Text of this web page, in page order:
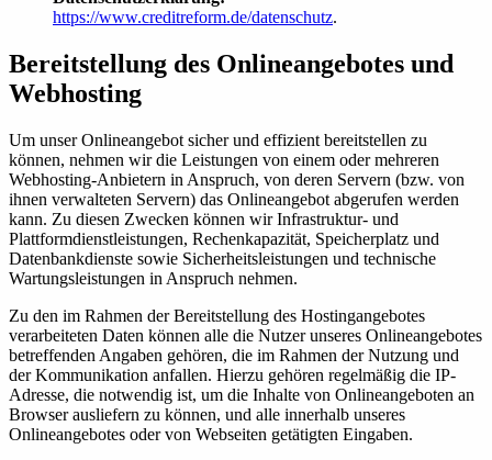
https://www.creditreform.de/datenschutz.
Bereitstellung des Onlineangebotes und
Webhosting
Um unser Onlineangebot sicher und effizient bereitstellen zu
können, nehmen wir die Leistungen von einem oder mehreren
Webhosting-Anbietern in Anspruch, von deren Servern (bzw. von
ihnen verwalteten Servern) das Onlineangebot abgerufen werden
kann. Zu diesen Zwecken können wir Infrastruktur- und
Plattformdienstleistungen, Rechenkapazität, Speicherplatz und
Datenbankdienste sowie Sicherheitsleistungen und technische
Wartungsleistungen in Anspruch nehmen.
Zu den im Rahmen der Bereitstellung des Hostingangebotes
verarbeiteten Daten können alle die Nutzer unseres Onlineangebotes
betreffenden Angaben gehören, die im Rahmen der Nutzung und
der Kommunikation anfallen. Hierzu gehören regelmäßig die IP-
Adresse, die notwendig ist, um die Inhalte von Onlineangeboten an
Browser ausliefern zu können, und alle innerhalb unseres
Onlineangebotes oder von Webseiten getätigten Eingaben.